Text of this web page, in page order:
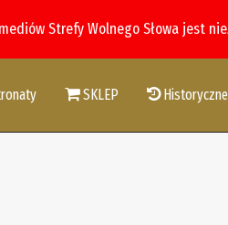
Strefy Wolnego Słowa jest
SKLEP Historyczne